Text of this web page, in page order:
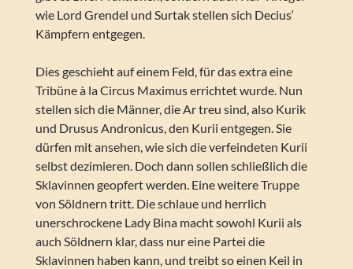
wie Lord Grendel und Surtak stellen sich Decius‘
Kämpfern entgegen.
Dies geschieht auf einem Feld, für das extra eine
Tribüne à la Circus Maximus errichtet wurde. Nun
stellen sich die Männer, die Ar treu sind, also Kurik
und Drusus Andronicus, den Kurii entgegen. Sie
dürfen mit ansehen, wie sich die verfeindeten Kurii
selbst dezimieren. Doch dann sollen schließlich die
Sklavinnen geopfert werden. Eine weitere Truppe
von Söldnern tritt. Die schlaue und herrlich
unerschrockene Lady Bina macht sowohl Kurii als
auch Söldnern klar, dass nur eine Partei die
Sklavinnen haben kann, und treibt so einen Keil in